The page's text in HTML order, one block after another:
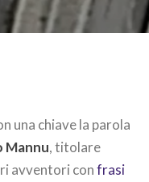
una chiave la parola
Mannu, titolare
avventori confrasi